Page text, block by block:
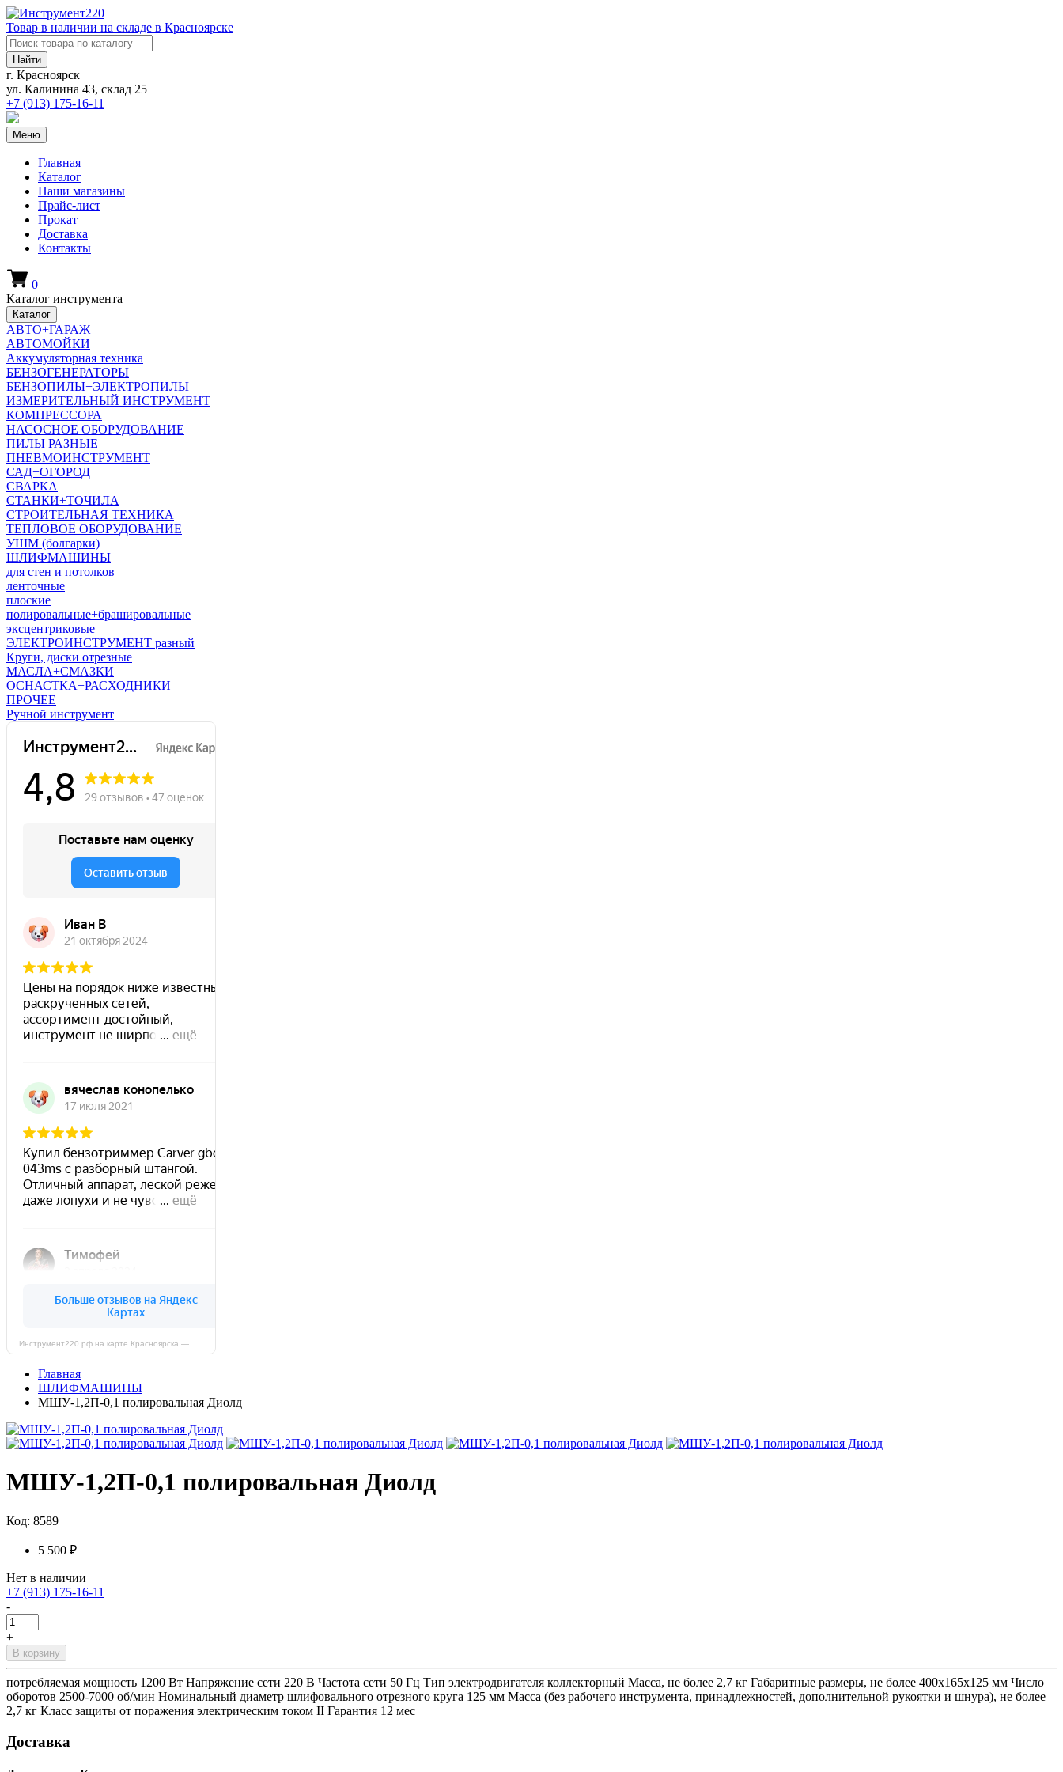
Товар в наличии на складе в Красноярске
Найти
г. Красноярск
ул. Калинина 43, склад 25
+7 (913) 175-16-11
Меню
Главная
Каталог
Наши магазины
Прайс-лист
Прокат
Доставка
Контакты
0
Каталог инструмента
Каталог
АВТО+ГАРАЖ
АВТОМОЙКИ
Аккумуляторная техника
БЕНЗОГЕНЕРАТОРЫ
БЕНЗОПИЛЫ+ЭЛЕКТРОПИЛЫ
ИЗМЕРИТЕЛЬНЫЙ ИНСТРУМЕНТ
КОМПРЕССОРА
НАСОСНОЕ ОБОРУДОВАНИЕ
ПИЛЫ РАЗНЫЕ
ПНЕВМОИНСТРУМЕНТ
САД+ОГОРОД
СВАРКА
СТАНКИ+ТОЧИЛА
СТРОИТЕЛЬНАЯ ТЕХНИКА
ТЕПЛОВОЕ ОБОРУДОВАНИЕ
УШМ (болгарки)
ШЛИФМАШИНЫ
для стен и потолков
ленточные
плоские
полировальные+брашировальные
эксцентриковые
ЭЛЕКТРОИНСТРУМЕНТ разный
Круги, диски отрезные
МАСЛА+СМАЗКИ
ОСНАСТКА+РАСХОДНИКИ
ПРОЧЕЕ
Ручной инструмент
Главная
ШЛИФМАШИНЫ
МШУ-1,2П-0,1 полировальная Диолд
МШУ-1,2П-0,1 полировальная Диолд
Код: 8589
5 500 ₽
Нет в наличии
+7 (913) 175-16-11
-
+
В корзину
потребляемая мощность 1200 Вт Напряжение сети 220 В Частота сети 50 Гц Тип электродвигателя коллекторный Масса, не более 2,7 кг Габаритные размеры, не более 400х165х125 мм Число
оборотов 2500-7000 об/мин Номинальный диаметр шлифовального отрезного круга 125 мм Масса (без рабочего инструмента, принадлежностей, дополнительной рукоятки и шнура), не более
2,7 кг Класс защиты от поражения электрическим током II Гарантия 12 мес
Доставка